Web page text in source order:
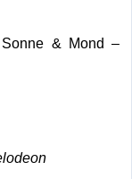
& Mond –